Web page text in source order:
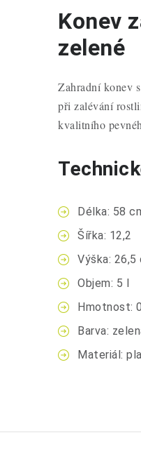
Konev
zelené
Zahradní konev
při zalévání
kvalitního
Délka: 58
Šířka: 12,2
Výška: 26,5
Objem: 5 l
Hmotnost:
Barva:
Materiál: